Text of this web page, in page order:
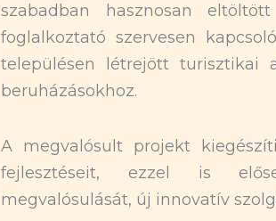
szabadban hasznosan
foglalkoztató szervesen
településen létrejött turisztikai
beruházásokhoz.
A megvalósult projekt
fejlesztéseit, ezzel is
megvalósulását, új innovatív